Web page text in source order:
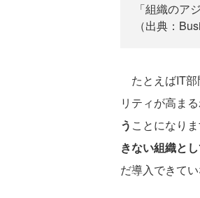
「組織のア
（出典：
たとえばIT部
リティが高ま
う ことになり
きない組織と
だ導入できて